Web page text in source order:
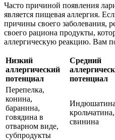
Часто причиной появления
является пищевая аллергия.
причины своего заболевания,
своего рациона продукты,
аллергическую реакцию. Вам
Низкий
аллергический
потенциал
Средний
потенциал
Перепелка,
конина,
баранина,
говядина в
отварном виде,
субпродукты
крольчатина,
свинина